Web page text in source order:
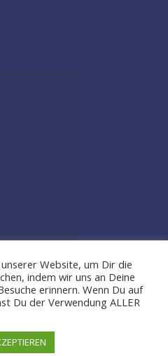
| Powered by SmartMag
Website, um Dir die
indem wir uns an Deine
erinnern. Wenn Du auf
Du der Verwendung ALLER